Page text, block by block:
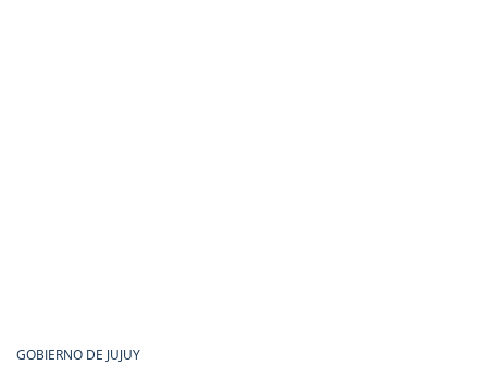
GOBIERNO DE JUJUY